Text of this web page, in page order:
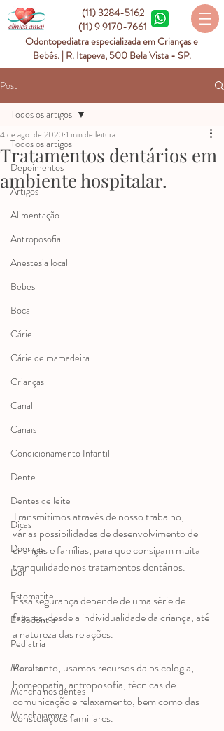
(11) 3284-5162
(11) 9 9170-7661
Odontopediatra especializada em Crianças e
Bebês. | R. Itapeva, 500 Bela Vista - SP.
Post
Todos os artigos
Depoimentos
Artigos
Alimentação
Antroposofia
Anestesia local
Bebes
Boca
Cárie
Cárie de mamadeira
Crianças
Canal
Canais
Condicionamento Infantil
Dente
Dentes de leite
Dicas
Doenças
Dor
Estomatite
Endodontia
Pediatria
Mancha
Mancha nos dentes
Mancha amarela
Todos os artigos
Tratamentos dentários em
ambiente hospitalar.
4 de ago. de 2020 1 min de leitura
Transmitimos através de nosso trabalho,
várias possibilidades de desenvolvimento de
crianças e famílias, para que consigam muita
tranquilidade nos tratamentos dentários.
Essa segurança depende de uma série de
fatores, desde a individualidade da criança, até
a natureza das relações.
Para tanto, usamos recursos da psicologia,
homeopatia, antroposofia, técnicas de
comunicação e relaxamento, bem como das
constelações familiares.